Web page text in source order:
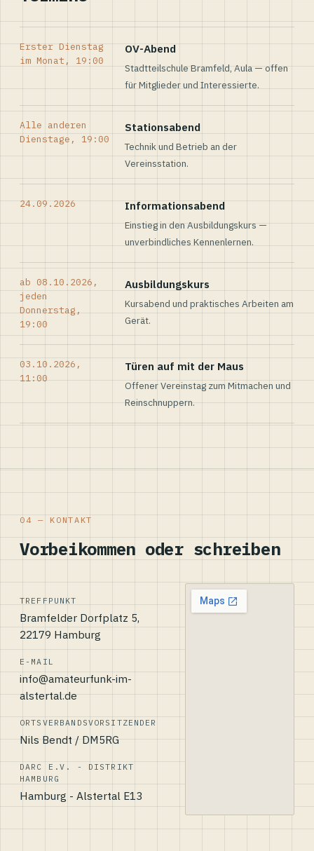
Erster Dienstag
im Monat, 19:00
OV-Abend
Stadtteilschule Bramfeld, Aula — offen
für Mitglieder und Interessierte.
Alle anderen
Dienstage, 19:00
Stationsabend
Technik und Betrieb an der
Vereinsstation.
24.09.2026 Informationsabend
Einstieg in den Ausbildungskurs —
unverbindliches Kennenlernen.
ab 08.10.2026,
jeden
Donnerstag,
19:00
Ausbildungskurs
Kursabend und praktisches Arbeiten am
Gerät.
03.10.2026,
11:00
Türen auf mit der Maus
Offener Vereinstag zum Mitmachen und
Reinschnuppern.
04 — KONTAKT
Vorbeikommen oder schreiben
TREFFPUNKT
Bramfelder Dorfplatz 5,
22179 Hamburg
E-MAIL
info@amateurfunk-im-
alstertal.de
ORTSVERBANDSVORSITZENDER
Nils Bendt / DM5RG
DARC E.V. - DISTRIKT
HAMBURG
Hamburg - Alstertal E13